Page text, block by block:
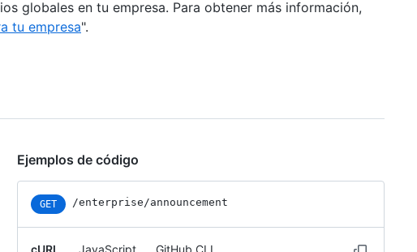
globales en tu empresa. Para obtener más información,
tu empresa".
Ejemplos de código
GET /enterprise/announcement